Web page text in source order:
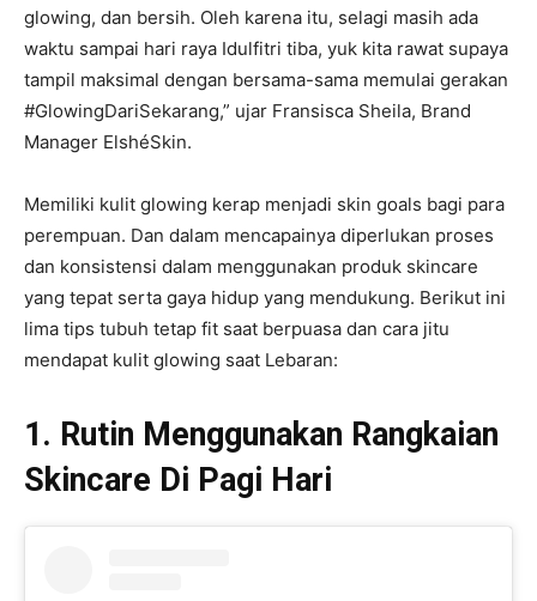
glowing, dan bersih. Oleh karena itu, selagi masih ada
waktu sampai hari raya Idulfitri tiba, yuk kita rawat supaya
tampil maksimal dengan bersama-sama memulai gerakan
#GlowingDariSekarang,” ujar Fransisca Sheila, Brand
Manager ElshéSkin.
Memiliki kulit glowing kerap menjadi skin goals bagi para
perempuan. Dan dalam mencapainya diperlukan proses
dan konsistensi dalam menggunakan produk skincare
yang tepat serta gaya hidup yang mendukung. Berikut ini
lima tips tubuh tetap fit saat berpuasa dan cara jitu
mendapat kulit glowing saat Lebaran:
1. Rutin Menggunakan Rangkaian
Skincare Di Pagi Hari